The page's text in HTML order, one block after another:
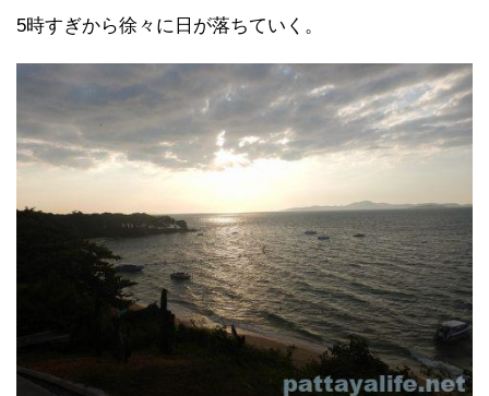
5時すぎから徐々に日が落ちていく。